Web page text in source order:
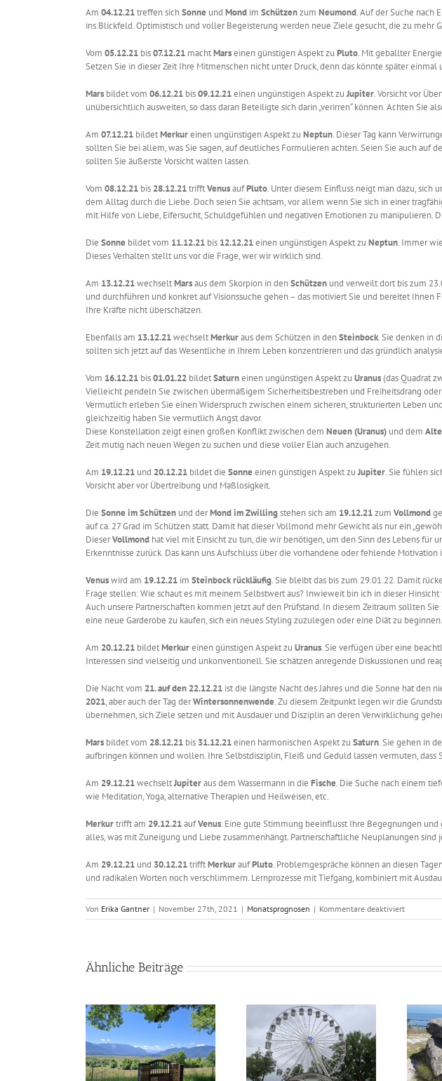
Am 04.12.21treffen sichSonne und Mond im Schützenzum Neumond. Auf der Suche nach
ins Blickfeld. Optimistisch und voller Begeisterung werden neue Ziele gesucht, die zu mehr
Vom 05.12.21 bis07.12.21 machtMarseinen günstigen Aspekt zu Pluto. Mit geballter
Setzen Sie in dieser Zeit Ihre Mitmenschen nicht unter Druck, denn das könnte später
Mars bildet vom 06.12.21 bis09.12.21einen ungünstigen Aspekt zu Jupiter. Vorsicht vor
unübersichtlich ausweiten, so dass daran Beteiligte sich darin „verirren“ können. Achten Sie
Am 07.12.21 bildetMerkureinen ungünstigen Aspekt zu Neptun. Dieser Tag kann
sollten Sie bei allem, was Sie sagen, auf deutliches Formulieren achten. Seien Sie auch auf
sollten Sie äußerste Vorsicht walten lassen.
Vom 08.12.21 bis 28.12.21trifftVenusaufPluto. Unter diesem Einfluss neigt man dazu, sich
dem Alltag durch die Liebe. Doch seien Sie achtsam, vor allem wenn Sie sich in einer
mit Hilfe von Liebe, Eifersucht, Schuldgefühlen und negativen Emotionen zu manipulieren.
Die Sonne bildet vom 11.12.21 bis 12.12.21einen ungünstigen Aspekt zu Neptun. Immer
Dieses Verhalten stellt uns vor die Frage, wer wir wirklich sind.
Am 13.12.21wechseltMarsaus dem Skorpion in denSchützen und verweilt dort bis zum
und durchführen und konkret auf Visionssuche gehen – das motiviert Sie und bereitet Ihnen
Ihre Kräfte nicht überschätzen.
Ebenfalls am 13.12.21wechseltMerkuraus dem Schützen in denSteinbock. Sie denken in
sollten sich jetzt auf das Wesentliche in Ihrem Leben konzentrieren und das gründlich
Vom 16.12.21 bis01.01.22 bildetSaturneinen ungünstigen Aspekt zu Uranus(das Quadrat
Vielleicht pendeln Sie zwischen übermäßigem Sicherheitsbestreben und Freiheitsdrang
Vermutlich erleben Sie einen Widerspruch zwischen einem sicheren, strukturierten Leben
gleichzeitig haben Sie vermutlich Angst davor.
Diese Konstellation zeigt einen großen Konflikt zwischen dem Neuen (Uranus) und dem
Zeit mutig nach neuen Wegen zu suchen und diese voller Elan auch anzugehen.
Am 19.12.21 und 20.12.21 bildet die Sonne einen günstigen Aspekt zu Jupiter. Sie fühlen
Vorsicht aber vor Übertreibung und Maßlosigkeit.
Die Sonne im Schützen und derMond im Zwillingstehen sich am 19.12.21zum Vollmond
auf ca. 27 Grad im Schützen statt. Damit hat dieser Vollmond mehr Gewicht als nur ein
DieserVollmond hat viel mit Einsicht zu tun, die wir benötigen, um den Sinn des Lebens für
Erkenntnisse zurück. Das kann uns Aufschluss über die vorhandene oder fehlende
Venuswird am 19.12.21 im Steinbock rückläufig. Sie bleibt das bis zum 29.01.22. Damit
Frage stellen: Wie schaut es mit meinem Selbstwert aus? Inwieweit bin ich in dieser
Auch unsere Partnerschaften kommen jetzt auf den Prüfstand. In diesem Zeitraum sollten
eine neue Garderobe zu kaufen, sich ein neues Styling zuzulegen oder eine Diät zu
Am 20.12.21 bildetMerkureinen günstigen Aspekt zu Uranus. Sie verfügen über eine
Interessen sind vielseitig und unkonventionell. Sie schätzen anregende Diskussionen und
Die Nacht vom 21. auf den 22.12.21 ist die längste Nacht des Jahres und die Sonne hat den
2021, aber auch der Tag derWintersonnenwende. Zu diesem Zeitpunkt legen wir die
übernehmen, sich Ziele setzen und mit Ausdauer und Disziplin an deren Verwirklichung
Mars bildet vom 28.12.21 bis 31.12.21einen harmonischen Aspekt zu Saturn. Sie gehen in
aufbringen können und wollen. Ihre Selbstdisziplin, Fleiß und Geduld lassen vermuten,
Am 29.12.21wechseltJupiteraus dem Wassermann in die Fische. Die Suche nach einem
wie Meditation, Yoga, alternative Therapien und Heilweisen, etc.
Merkurtrifft am 29.12.21aufVenus. Eine gute Stimmung beeinflusst Ihre Begegnungen
alles, was mit Zuneigung und Liebe zusammenhängt. Partnerschaftliche Neuplanungen sind
Am 29.12.21 und 30.12.21trifftMerkuraufPluto. Problemgespräche können an diesen
und radikalen Worten noch verschlimmern. Lernprozesse mit Tiefgang, kombiniert mit
Von Erika Gantner | November 27th, 2021 | Monatsprognosen | Kommentare deaktiviertfür
–
Ähnliche Beiträge
Astrologisch durch das
Jahr – Juli 2026
Astrologisch durch das
Jahr – Juni 2026